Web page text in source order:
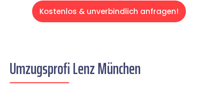
Kostenlos & unverbindlich anfragen!
Umzugsprofi Lenz München